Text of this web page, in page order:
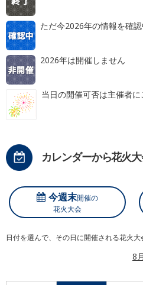
ただ今2026年の情報を確
2026年は開催しません
当日の開催可否は主催者
カレンダーから花火
今週末開催の
花火大会
日付を選んで、その日に開催される花火大
8